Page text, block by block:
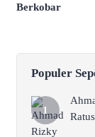
Berkobar
Populer